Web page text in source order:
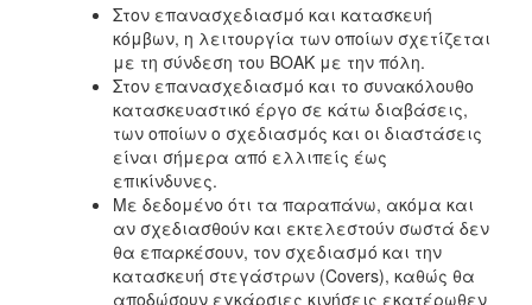
Στον επανασχεδιασμό και κατασκευή
κόμβων, η λειτουργία των οποίων σχετίζεται
με τη σύνδεση του ΒΟΑΚ με την πόλη.
Στον επανασχεδιασμό και το συνακόλουθο
κατασκευαστικό έργο σε κάτω διαβάσεις,
των οποίων ο σχεδιασμός και οι διαστάσεις
είναι σήμερα από ελλιπείς έως
επικίνδυνες.
Με δεδομένο ότι τα παραπάνω, ακόμα και
αν σχεδιασθούν και εκτελεστούν σωστά δεν
θα επαρκέσουν, τον σχεδιασμό και την
κατασκευή στεγάστρων (Covers), καθώς θα
αποδώσουν εγκάρσιες κινήσεις εκατέρωθεν